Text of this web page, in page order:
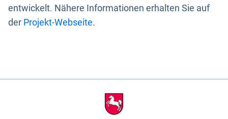
entwickelt. Nähere Informationen erhalten Sie auf
der Projekt-Webseite.